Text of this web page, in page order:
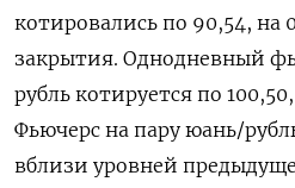
котировались по 90,54, на
закрытия. Однодневный
рубль котируется по
Фьючерс на пару юань/
вблизи уровней